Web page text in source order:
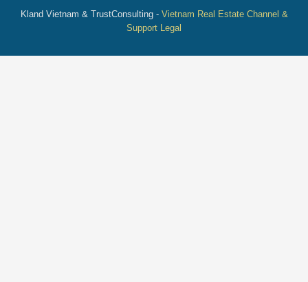
Kland Vietnam & TrustConsulting - Vietnam Real Estate Channel &
Support Legal